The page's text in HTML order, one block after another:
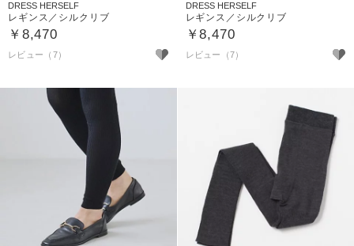
DRESS HERSELF
レギンス／シルクリブ
￥8,470
レビュー（7）
DRESS HERSELF
レギンス／シルクリブ
￥8,470
レビュー（7）